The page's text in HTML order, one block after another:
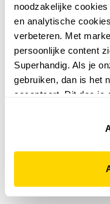
noodzakelijke
en analytische
verbeteren. Met
persoonlijke content
Superhandig. Als je
gebruiken, dan is het
accepteert. Dit doe je
website niet optimaal